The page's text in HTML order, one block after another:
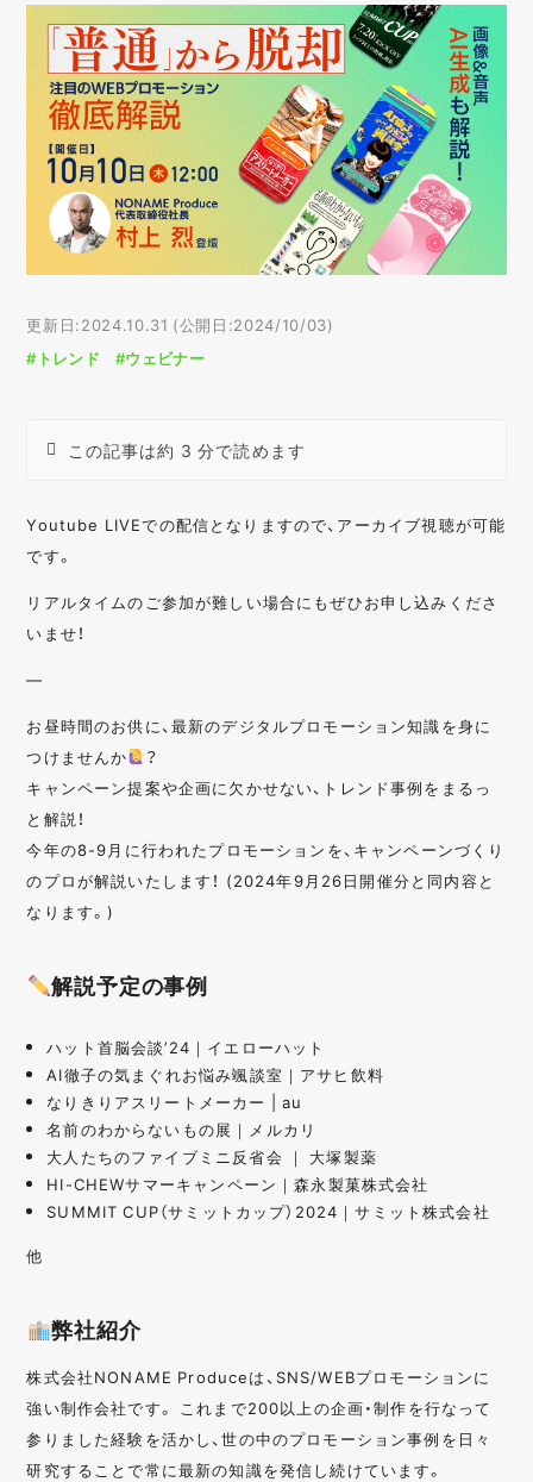
更新日:2024.10.31 (公開日:2024/10/03)
#トレンド
#ウェビナー
この記事は約 3 分で読めます
Youtube LIVEでの配信となりますので、アーカイブ視聴が可能
です。
リアルタイムのご参加が難しい場合にもぜひお申し込みくださ
いませ！
—
お昼時間のお供に、最新のデジタルプロモーション知識を身に
つけませんか
？
キャンペーン提案や企画に欠かせない、トレンド事例をまるっ
と解説！
今年の8-9月に行われたプロモーションを、キャンペーンづくり
のプロが解説いたします！ (2024年9月26日開催分と同内容と
なります。)
解説予定の事例
ハット首脳会談’24｜イエローハット
AI徹子の気まぐれお悩み颯談室｜アサヒ飲料
なりきりアスリートメーカー | au
名前のわからないもの展｜メルカリ
大人たちのファイブミニ反省会 ｜ 大塚製薬
HI-CHEWサマーキャンペーン｜森永製菓株式会社
SUMMIT CUP（サミットカップ）2024｜サミット株式会社
他
弊社紹介
株式会社NONAME Produceは、SNS/WEBプロモーションに
強い制作会社です。 これまで200以上の企画・制作を行なって
参りました経験を活かし、世の中のプロモーション事例を日々
研究することで常に最新の知識を発信し続けています。